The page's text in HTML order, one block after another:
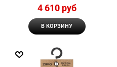
4 610 руб
В КОРЗИНУ